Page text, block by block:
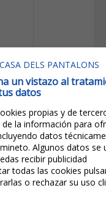
DELS PANTALONS
un vistazo al
datos
propias y de
la información para
datos
Algunos datos se
recibir publicidad
todas las cookies
o rechazar su uso